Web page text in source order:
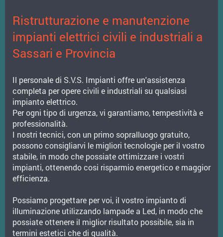
Ristrutturazione e manutenzione
impianti elettrici civili e industriali a
Sassari e Provincia
Il personale di S.V.S. Impianti offre un'assistenza
completa per opere civili e industriali su qualsiasi
impianto elettrico.
Per ogni tipo di urgenza, vi garantiamo, tempestività e
professionalità.
I nostri tecnici, con un primo sopralluogo gratuito,
possono consigliarvi le migliori tecnologie per il vostro
stabile, in modo che possiate ottimizzare i vostri
impianti, ottenendo cosi risparmio energetico e maggior
efficienza.
Possiamo progettare per voi, il vostro impianto di
illuminazione utilizzando lampade a Led, in modo che
possiate ottenere il miglior risultato possibile, sia in
termini estetici che di qualità.